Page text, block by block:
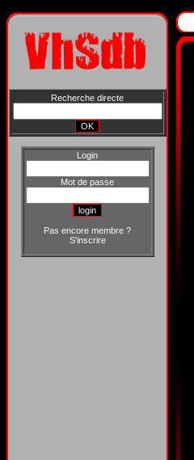
Recherche directe
Login
Mot de passe
Pas encore membre ?
S'inscrire